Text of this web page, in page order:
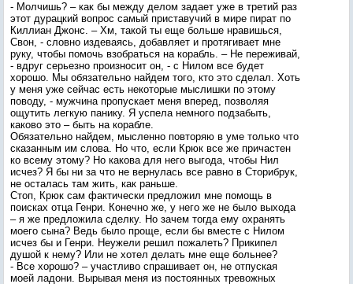
- Молчишь? – как бы между делом задает уже в третий раз
этот дурацкий вопрос самый приставучий в мире пират по
Киллиан Джонс. – Хм, такой ты еще больше нравишься,
Свон, - словно издеваясь, добавляет и протягивает мне
руку, чтобы помочь взобраться на корабль. – Не переживай,
- вдруг серьезно произносит он, - с Нилом все будет
хорошо. Мы обязательно найдем того, кто это сделал. Хоть
у меня уже сейчас есть некоторые мыслишки по этому
поводу, - мужчина пропускает меня вперед, позволяя
ощутить легкую панику. Я успела немного подзабыть,
каково это – быть на корабле.
Обязательно найдем, мысленно повторяю в уме только что
сказанным им слова. Но что, если Крюк все же причастен
ко всему этому? Но какова для него выгода, чтобы Нил
исчез? Я бы ни за что не вернулась все равно в Сторибрук,
не осталась там жить, как раньше.
Стоп, Крюк сам фактически предложил мне помощь в
поисках отца Генри. Конечно же, у него же не было выхода
– я же предложила сделку. Но зачем тогда ему охранять
моего сына? Ведь было проще, если бы вместе с Нилом
исчез бы и Генри. Неужели решил пожалеть? Прикипел
душой к нему? Или не хотел делать мне еще больнее?
- Все хорошо? – участливо спрашивает он, не отпуская
моей ладони. Вырывая меня из постоянных тревожных